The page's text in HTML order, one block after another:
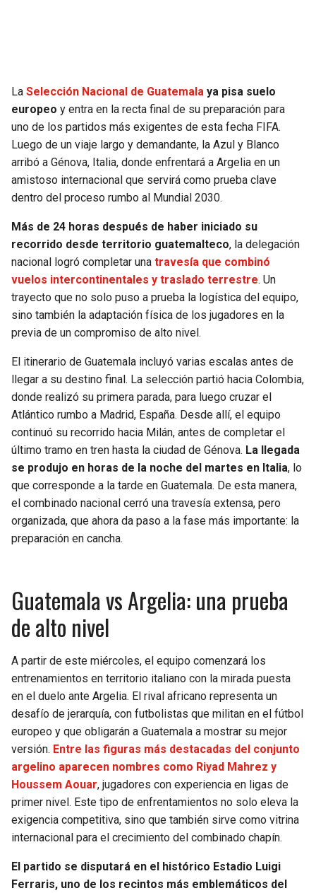
BEARS
FALCONS
PANTHERS
SAINTS
BUCCANEERS
SPURS
NUGGETS
TRAIL BLAZERS
JAZZ
La Selección Nacional de Guatemala ya pisa suelo
europeo y entra en la recta final de su preparación para
uno de los partidos más exigentes de esta fecha FIFA.
Luego de un viaje largo y demandante, la Azul y Blanco
arribó a Génova, Italia, donde enfrentará a Argelia en un
amistoso internacional que servirá como prueba clave
dentro del proceso rumbo al Mundial 2030.
Más de 24 horas después de haber iniciado su
recorrido desde territorio guatemalteco, la delegación
nacional logró completar una travesía que combinó
vuelos intercontinentales y traslado terrestre. Un
trayecto que no solo puso a prueba la logística del equipo,
sino también la adaptación física de los jugadores en la
previa de un compromiso de alto nivel.
El itinerario de Guatemala incluyó varias escalas antes de
llegar a su destino final. La selección partió hacia Colombia,
donde realizó su primera parada, para luego cruzar el
Atlántico rumbo a Madrid, España. Desde allí, el equipo
continuó su recorrido hacia Milán, antes de completar el
último tramo en tren hasta la ciudad de Génova. La llegada
se produjo en horas de la noche del martes en Italia, lo
que corresponde a la tarde en Guatemala. De esta manera,
el combinado nacional cerró una travesía extensa, pero
organizada, que ahora da paso a la fase más importante: la
preparación en cancha.
Guatemala vs Argelia: una prueba
de alto nivel
A partir de este miércoles, el equipo comenzará los
entrenamientos en territorio italiano con la mirada puesta
en el duelo ante Argelia. El rival africano representa un
desafío de jerarquía, con futbolistas que militan en el fútbol
europeo y que obligarán a Guatemala a mostrar su mejor
versión. Entre las figuras más destacadas del conjunto
argelino aparecen nombres como Riyad Mahrez y
Houssem Aouar, jugadores con experiencia en ligas de
primer nivel. Este tipo de enfrentamientos no solo eleva la
exigencia competitiva, sino que también sirve como vitrina
internacional para el crecimiento del combinado chapín.
El partido se disputará en el histórico Estadio Luigi
Ferraris, uno de los recintos más emblemáticos del